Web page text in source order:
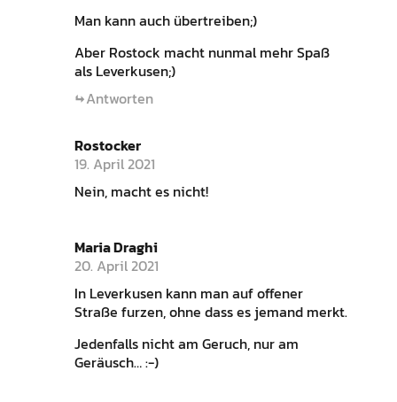
Man kann auch übertreiben;)
Aber Rostock macht nunmal mehr Spaß
als Leverkusen;)
Antworten
Rostocker
19. April 2021
Nein, macht es nicht!
Maria Draghi
20. April 2021
In Leverkusen kann man auf offener
Straße furzen, ohne dass es jemand merkt.
Jedenfalls nicht am Geruch, nur am
Geräusch… :-)